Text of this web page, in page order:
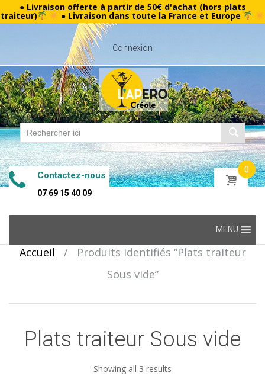
● Livraison offerte à partir de 50€ d'achat (hors plats
traiteur) ● Livraison dans toute la France et Europe
Connexion
Contactez-nous
07 69 15 40 09
0
content
MENU
Accueil /
Produits identifiés “Plats traiteur
Sous vide”
Plats traiteur Sous vide
Showing all 3 results